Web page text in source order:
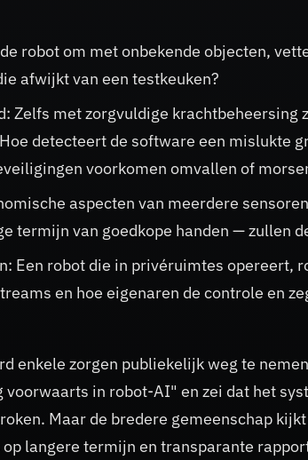
robot om met onbekende objecten,
afwijkt van een testkeuken?
Zelfs met zorgvuldige krachtbeheersing
detecteert de software een mislukte
voorkomen omvallen of
aspecten van meerdere
termijn van goedkope handen — zullen
Een robot die in privéruimtes opereert,
en hoe eigenaren de controle en
enkele zorgen publiekelijk weg te
voorwaarts in robot-AI" en zei dat het
Maar de bredere gemeenschap
langere termijn en transparante